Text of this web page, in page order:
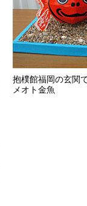
抱樸館福岡の玄関
メオト金魚